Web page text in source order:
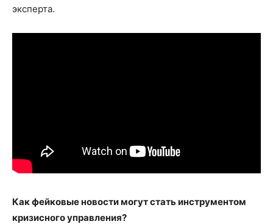
эксперта.
Как фейковые новости могут стать инструментом
кризисного управления?